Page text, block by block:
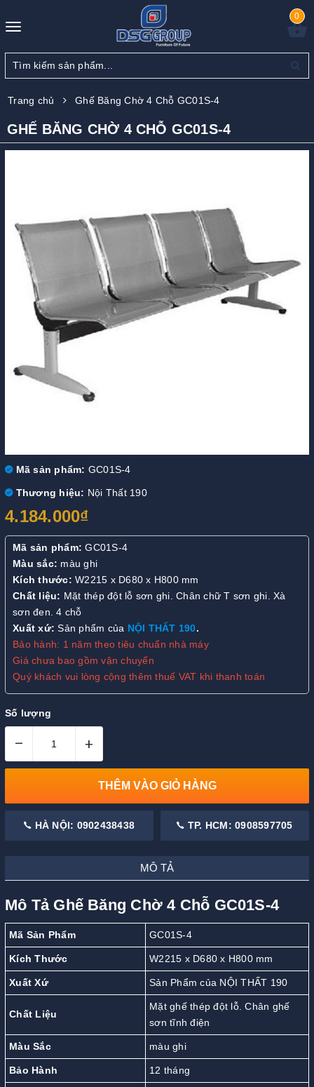
Toggle
0
Trang chủ Ghế Băng Chờ 4 Chỗ GC01S-4
GHẾ BĂNG CHỜ 4 CHỖ GC01S-4
Mã sản phẩm: GC01S-4
Thương hiệu: Nội Thất 190
4.184.000₫
Mã sản phẩm: GC01S-4
Màu sắc: màu ghi
Kích thước: W2215 x D680 x H800 mm
Chất liệu: Mặt thép đột lỗ sơn ghi. Chân chữ T sơn ghi. Xà
sơn đen. 4 chỗ
Xuất xứ: Sản phẩm của NỘI THẤT 190.
Bảo hành: 1 năm theo tiêu chuẩn nhà máy
Giá chưa bao gồm vận chuyển
Quý khách vui lòng cộng thêm thuế VAT khi thanh toán
Số lượng
– +
THÊM VÀO GIỎ HÀNG
HÀ NỘI: 0902438438 TP. HCM: 0908597705
MÔ TẢ
Mô Tả Ghế Băng Chờ 4 Chỗ GC01S-4
Mã Sản Phẩm GC01S-4
Kích Thước W2215 x D680 x H800 mm
Xuất Xứ Sản Phẩm của NỘI THẤT 190
Chất Liệu
Mặt ghế thép đột lỗ. Chân ghế
sơn tĩnh điện
Màu Sắc màu ghi
Bảo Hành 12 tháng